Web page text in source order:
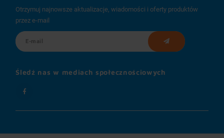
Otrzymuj najnowsze aktualizacje, wiadomości i oferty produktów
przez e-mail
Śledź nas w mediach społecznościowych